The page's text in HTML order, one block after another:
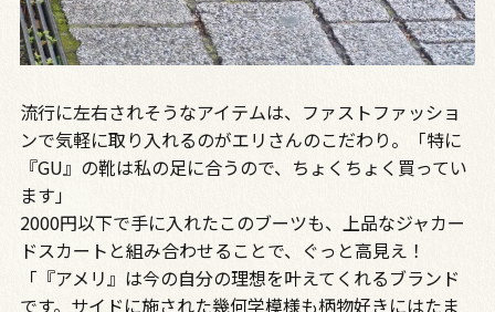
流行に左右されそうなアイテムは、ファストファッショ
ンで気軽に取り入れるのがエリさんのこだわり。「特に
『GU』の靴は私の足に合うので、ちょくちょく買ってい
ます」
2000円以下で手に入れたこのブーツも、上品なジャカー
ドスカートと組み合わせることで、ぐっと高見え！
「『アメリ』は今の自分の理想を叶えてくれるブランド
です。サイドに施された幾何学模様も柄物好きにはたま